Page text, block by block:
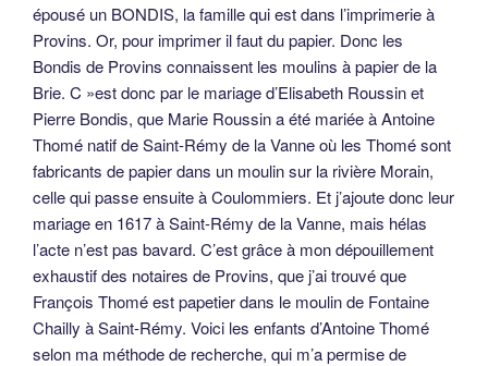
épousé un BONDIS, la famille qui est dans l’imprimerie à
Provins. Or, pour imprimer il faut du papier. Donc les
Bondis de Provins connaissent les moulins à papier de la
Brie. C »est donc par le mariage d’Elisabeth Roussin et
Pierre Bondis, que Marie Roussin a été mariée à Antoine
Thomé natif de Saint-Rémy de la Vanne où les Thomé sont
fabricants de papier dans un moulin sur la rivière Morain,
celle qui passe ensuite à Coulommiers. Et j’ajoute donc leur
mariage en 1617 à Saint-Rémy de la Vanne, mais hélas
l’acte n’est pas bavard. C’est grâce à mon dépouillement
exhaustif des notaires de Provins, que j’ai trouvé que
François Thomé est papetier dans le moulin de Fontaine
Chailly à Saint-Rémy. Voici les enfants d’Antoine Thomé
selon ma méthode de recherche, qui m’a permise de